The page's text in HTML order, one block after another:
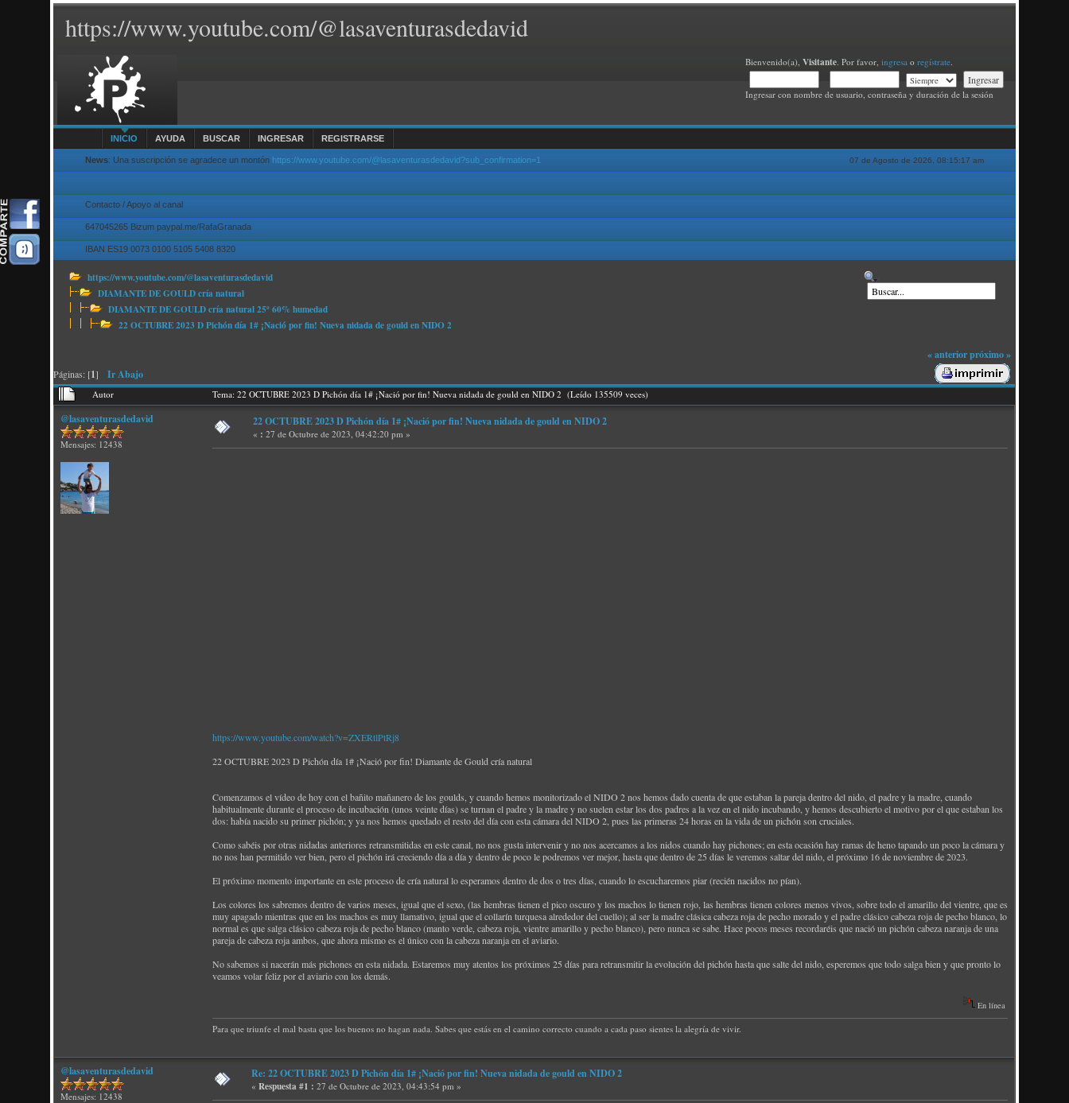
https://www.youtube.com/@lasaventurasdedavid
Bienvenido(a), Visitante. Por favor, ingresao regístrate.
Ingresar con nombre de usuario, contraseña y duración de la sesión
INICIO AYUDA BUSCAR INGRESAR REGISTRARSE
07 de Agosto de 2026, 08:15:17 am
News: Una suscripción se agradece un montón https://www.youtube.com/@lasaventurasdedavid?sub_confirmation=1
Contacto / Apoyo al canal
647045265 Bizum paypal.me/RafaGranada
IBAN ES19 0073 0100 5105 5408 8320
https://www.youtube.com/@lasaventurasdedavid
DIAMANTE DE GOULD cría natural
DIAMANTE DE GOULD cría natural 25º 60% humedad
22 OCTUBRE 2023 D Pichón día 1# ¡Nació por fin! Nueva nidada de gould en NIDO 2
Páginas: [1]Ir Abajo
« anteriorpróximo »
Autor Tema: 22 OCTUBRE 2023 D Pichón día 1# ¡Nació por fin! Nueva nidada de gould en NIDO 2 (Leído 135509 veces)
@lasaventurasdedavid
Mensajes: 12438
22 OCTUBRE 2023 D Pichón día 1# ¡Nació por fin! Nueva nidada de gould en NIDO 2
« : 27 de Octubre de 2023, 04:42:20 pm »
https://www.youtube.com/watch?v=ZXERtlPtRj8
22 OCTUBRE 2023 D Pichón día 1# ¡Nació por fin! Diamante de Gould cría natural
Comenzamos el vídeo de hoy con el bañito mañanero de los goulds, y cuando hemos monitorizado el NIDO 2 nos hemos dado cuenta de que estaban la pareja dentro del nido, el padre y la madre, cuando
habitualmente durante el proceso de incubación (unos veinte días) se turnan el padre y la madre y no suelen estar los dos padres a la vez en el nido incubando, y hemos descubierto el motivo por el que estaban los
dos: había nacido su primer pichón; y ya nos hemos quedado el resto del día con esta cámara del NIDO 2, pues las primeras 24 horas en la vida de un pichón son cruciales.
Como sabéis por otras nidadas anteriores retransmitidas en este canal, no nos gusta intervenir y no nos acercamos a los nidos cuando hay pichones; en esta ocasión hay ramas de heno tapando un poco la cámara y
no nos han permitido ver bien, pero el pichón irá creciendo día a día y dentro de poco le podremos ver mejor, hasta que dentro de 25 días le veremos saltar del nido, el próximo 16 de noviembre de 2023.
El próximo momento importante en este proceso de cría natural lo esperamos dentro de dos o tres días, cuando lo escucharemos piar (recién nacidos no pían).
Los colores los sabremos dentro de varios meses, igual que el sexo, (las hembras tienen el pico oscuro y los machos lo tienen rojo, las hembras tienen colores menos vivos, sobre todo el amarillo del vientre, que es
muy apagado mientras que en los machos es muy llamativo, igual que el collarín turquesa alrededor del cuello); al ser la madre clásica cabeza roja de pecho morado y el padre clásico cabeza roja de pecho blanco, lo
normal es que salga clásico cabeza roja de pecho blanco (manto verde, cabeza roja, vientre amarillo y pecho blanco), pero nunca se sabe. Hace pocos meses recordaréis que nació un pichón cabeza naranja de una
pareja de cabeza roja ambos, que ahora mismo es el único con la cabeza naranja en el aviario.
No sabemos si nacerán más pichones en esta nidada. Estaremos muy atentos los próximos 25 días para retransmitir la evolución del pichón hasta que salte del nido, esperemos que todo salga bien y que pronto lo
veamos volar feliz por el aviario con los demás.
En línea
Para que triunfe el mal basta que los buenos no hagan nada. Sabes que estás en el camino correcto cuando a cada paso sientes la alegría de vivir.
@lasaventurasdedavid
Mensajes: 12438
Re: 22 OCTUBRE 2023 D Pichón día 1# ¡Nació por fin! Nueva nidada de gould en NIDO 2
«Respuesta #1 : 27 de Octubre de 2023, 04:43:54 pm »